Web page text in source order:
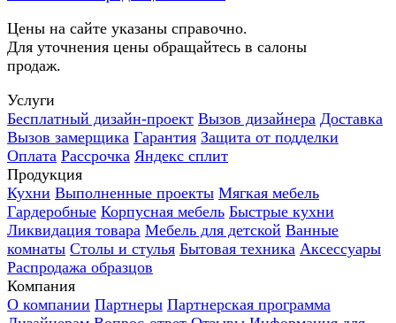
Цены на сайте указаны справочно.
Для уточнения цены обращайтесь в салоны
продаж.
Услуги
Бесплатный дизайн-проект Вызов дизайнера Доставка
Вызов замерщика Гарантия Защита от подделки
Оплата Рассрочка Яндекс сплит
Продукция
Кухни Выполненные проекты Мягкая мебель
Гардеробные Корпусная мебель Быстрые кухни
Ликвидация товара Мебель для детской Ванные
комнаты Столы и стулья Бытовая техника Аксессуары
Распродажа образцов
Компания
О компании Партнеры Партнерская программа